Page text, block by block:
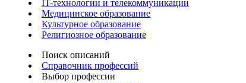
IT-технологии и телекоммуникации
Медицинское образование
Культурное образование
Религиозное образование
Поиск описаний
Справочник профессий
Выбор профессии